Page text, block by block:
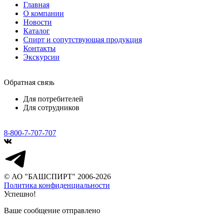
Главная
О компании
Новости
Каталог
Спирт и сопутствующая продукция
Контакты
Экскурсии
Обратная связь
Для потребителей
Для сотрудников
8-800-7-707-707
© АО "БАШСПИРТ" 2006-2026
Политика конфиденциальности
Успешно!
Ваше сообщение отправлено